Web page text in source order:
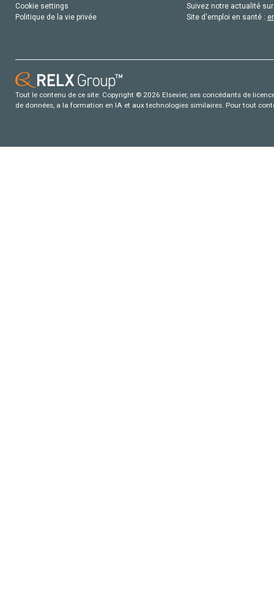
Cookie settings
Politique de la vie privée
Suivez notre actualité
Site d'emploi en santé :
Tout le contenu de ce site: Copyright © 2026 Elsevier, ses concédants de
de données, a la formation en IA et aux technologies similaires. Pour tout